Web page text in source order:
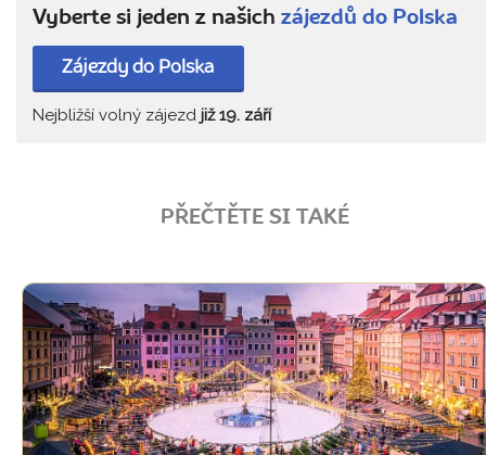
Vyberte si jeden z našich zájezdů do Polska
Zájezdy do Polska
Nejbližší volný zájezd již 19. září
PŘEČTĚTE SI TAKÉ